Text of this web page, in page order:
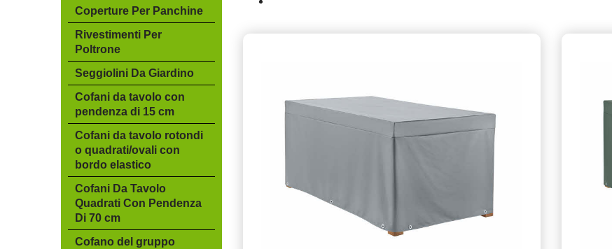
Coperture Per Panchine
Rivestimenti Per
Poltrone
Seggiolini Da Giardino
Cofani da tavolo con
pendenza di 15 cm
Cofani da tavolo rotondi
o quadrati/ovali con
bordo elastico
Cofani Da Tavolo
Quadrati Con Pendenza
Di 70 cm
Cofano del gruppo